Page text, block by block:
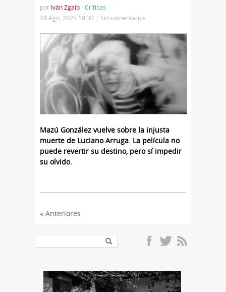
por Iván Zgaib-Críticas
29 Ago, 2025 10:30 | Sin comentarios
Mazú González vuelve sobre la injusta
muerte de Luciano Arruga. La película no
puede revertir su destino, pero sí impedir
su olvido.
« Anteriores